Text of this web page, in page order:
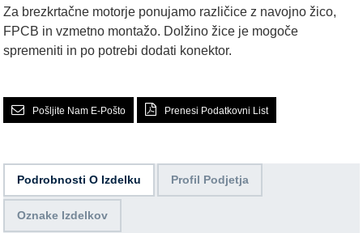
Za brezkrtačne motorje ponujamo različice z navojno žico,
FPCB in vzmetno montažo. Dolžino žice je mogoče
spremeniti in po potrebi dodati konektor.
Pošljite Nam E-Pošto Prenesi Podatkovni List
Podrobnosti O Izdelku Profil Podjetja
Oznake Izdelkov